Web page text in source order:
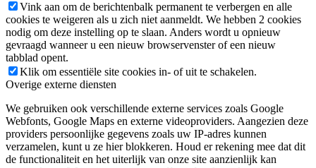
Vink aan om de berichtenbalk permanent te verbergen en alle
cookies te weigeren als u zich niet aanmeldt. We hebben 2 cookies
nodig om deze instelling op te slaan. Anders wordt u opnieuw
gevraagd wanneer u een nieuw browservenster of een nieuw
tabblad opent.
Klik om essentiële site cookies in- of uit te schakelen.
Overige externe diensten
We gebruiken ook verschillende externe services zoals Google
Webfonts, Google Maps en externe videoproviders. Aangezien deze
providers persoonlijke gegevens zoals uw IP-adres kunnen
verzamelen, kunt u ze hier blokkeren. Houd er rekening mee dat dit
de functionaliteit en het uiterlijk van onze site aanzienlijk kan